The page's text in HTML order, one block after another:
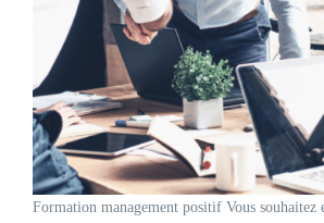
Formation management positif Vous souhaitez